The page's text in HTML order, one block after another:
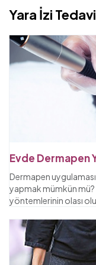
Yara İzi
Evde Dermapen
Dermapen
yapmak mümkün
yöntemlerinin olası